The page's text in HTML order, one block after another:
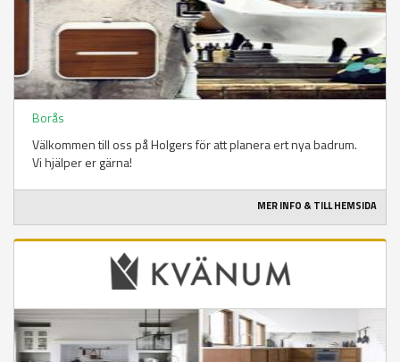
Borås
Välkommen till oss på Holgers för att planera ert nya badrum.
Vi hjälper er gärna!
MER INFO & TILL HEMSIDA